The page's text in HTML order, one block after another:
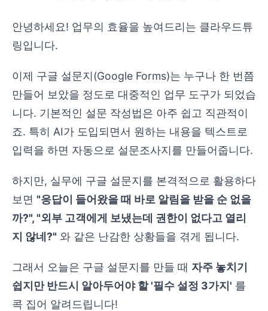
안녕하세요! 업무의 효율을 높여드리는 클라우드튜
링입니다.
이제 구글 설문지(Google Forms)는 누구나 한 번쯤
만들어 보았을 정도로 대중적인 업무 도구가 되었습
니다. 기본적인 설문 작성법은 아주 쉽고 직관적이
죠. 특히 AI가 도입되면서 원하는 내용을 텍스트로
입력을 하면 자동으로 설문조사지를 만들어줍니다.
하지만, 실무에 구글 설문지를 본격적으로 활용하다
보면 "응답이 들어왔을 때 바로 알림을 받을 순 없을
까?", "외부 고객에게 보냈는데 권한이 없다고 열리
지 않네?" 와 같은 난감한 상황들을 겪게 됩니다.
그래서 오늘은 구글 설문지를 만들 때 자주 놓치기
쉽지만 반드시 알아두어야 할 '필수 설정 3가지' 를
콕 집어 알려드립니다!